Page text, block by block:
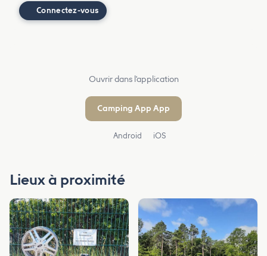
Connectez-vous
Ouvrir dans l'application
Camping App App
Android iOS
Lieux à proximité